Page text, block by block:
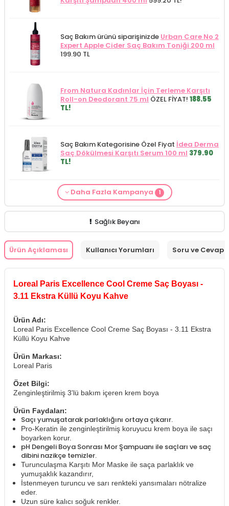
Saç Bakım ürünü siparişinizde Urban Care No 2
Expert Apple Cider Saç Bakım Toniği 200 ml
199.90 TL
From Natura Kadınlar İçin Terleme Karşıtı
Roll-on Deodorant 75 ml ÖZEL FİYAT! 188.55
TL!
Saç Bakım Kategorisine Özel Fiyat İdea Derma
Saç Dökülmesi Karşıtı Serum 100 ml 379.90
TL!
Loreal Parisürünlerinden 600 TL ve üzeri
siparişlerinizdeLoreal Paris Bright Reveal
Daha Fazla Kampanya 1
Sağlık Beyanı
Ürün Açıklaması Kullanıcı Yorumları Soru ve Cevap
Loreal Paris Excellence Cool Creme Saç Boyası -
3.11 Ekstra Küllü Koyu Kahve
Ürün Adı:
Loreal Paris Excellence Cool Creme Saç Boyası - 3.11 Ekstra
Küllü Koyu Kahve
Ürün Markası:
Loreal Paris
Özet Bilgi:
Zenginleştirilmiş 3'lü bakım içeren krem boya
Ürün Faydaları:
Saçı yumuşatarak parlaklığını ortaya çıkarır.
Pro-Keratin ile zenginleştirilmiş koruyucu krem boya ile saçı
boyarken korur.
pH Dengeli Boya Sonrası Mor Şampuanı ile saçları ve saç
dibini nazikçe temizler.
Turunculaşma Karşıtı Mor Maske ile saça parlaklık ve
yumuşaklık kazandırır,
İstenmeyen turuncu ve sarı renkteki yansımaları nötralize
eder.
Uzun süre kalıcı soğuk renkler.